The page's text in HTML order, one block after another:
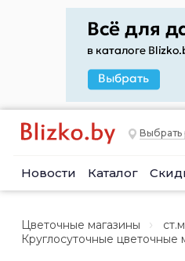
Выбрать
Новости Каталог
Цветочные магазины
Круглосуточные цветочные